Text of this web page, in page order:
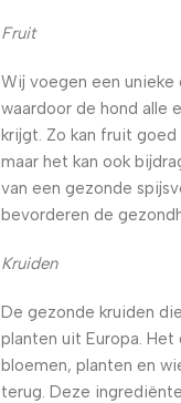
Fruit
Wij voegen een
waardoor de hond alle
krijgt. Zo kan fruit
maar het kan ook
van een gezonde
bevorderen de
Kruiden
De gezonde kruiden
planten uit Europa.
bloemen, planten en
terug. Deze